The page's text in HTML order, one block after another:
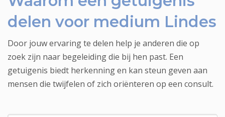
delen voor medium Lindes
Door jouw ervaring te delen help je anderen die op
zoek zijn naar begeleiding die bij hen past. Een
getuigenis biedt herkenning en kan steun geven aan
mensen die twijfelen of zich oriënteren op een consult.